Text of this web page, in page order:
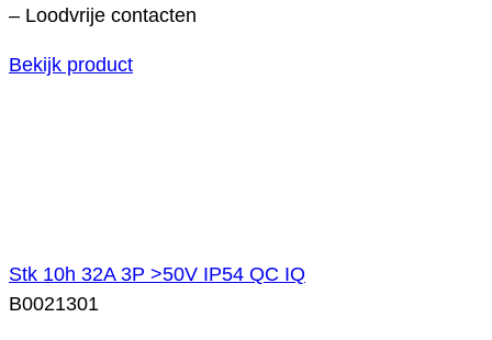
– Loodvrije contacten
Bekijk product
Stk 10h 32A 3P >50V IP54 QC IQ
B0021301